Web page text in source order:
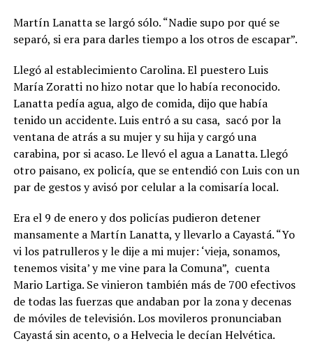
Martín Lanatta se largó sólo. “Nadie supo por qué se
separó, si era para darles tiempo a los otros de escapar”.
Llegó al establecimiento Carolina. El puestero Luis
María Zoratti no hizo notar que lo había reconocido.
Lanatta pedía agua, algo de comida, dijo que había
tenido un accidente. Luis entró a su casa, sacó por la
ventana de atrás a su mujer y su hija y cargó una
carabina, por si acaso. Le llevó el agua a Lanatta. Llegó
otro paisano, ex policía, que se entendió con Luis con un
par de gestos y avisó por celular a la comisaría local.
Era el 9 de enero y dos policías pudieron detener
mansamente a Martín Lanatta, y llevarlo a Cayastá.“Yo
vi los patrulleros y le dije a mi mujer: ‘vieja, sonamos,
tenemos visita’ y me vine para la Comuna”, cuenta
Mario Lartiga. Se vinieron también más de 700 efectivos
de todas las fuerzas que andaban por la zona y decenas
de móviles de televisión. Los movileros pronunciaban
Cayastá sin acento, o a Helvecia le decían Helvética.